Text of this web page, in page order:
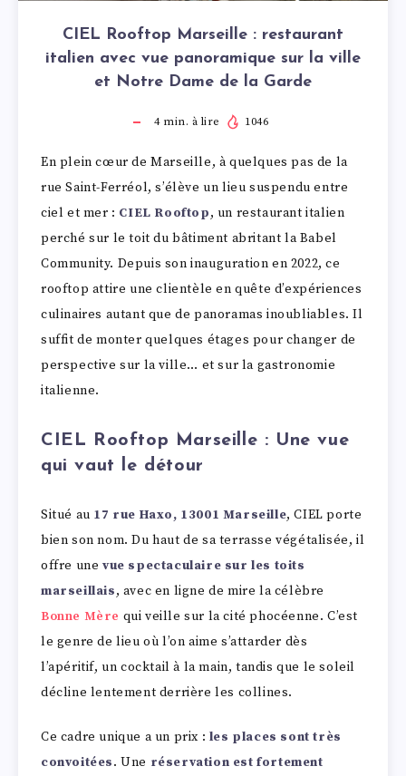
CIEL Rooftop Marseille : restaurant
italien avec vue panoramique sur la ville
et Notre Dame de la Garde
4min. à lire 1046
En plein cœur de Marseille, à quelques pas de la
rue Saint-Ferréol, s’élève un lieu suspendu entre
ciel et mer : CIEL Rooftop, un restaurant italien
perché sur le toit du bâtiment abritant la Babel
Community. Depuis son inauguration en 2022, ce
rooftop attire une clientèle en quête d’expériences
culinaires autant que de panoramas inoubliables. Il
suffit de monter quelques étages pour changer de
perspective sur la ville… et sur la gastronomie
italienne.
CIEL Rooftop Marseille : Une vue
qui vaut le détour
Situé au 17 rue Haxo, 13001 Marseille, CIEL porte
bien son nom. Du haut de sa terrasse végétalisée, il
offre une vue spectaculaire sur les toits
marseillais, avec en ligne de mire la célèbre
Bonne Mère qui veille sur la cité phocéenne. C’est
le genre de lieu où l’on aime s’attarder dès
l’apéritif, un cocktail à la main, tandis que le soleil
décline lentement derrière les collines.
Ce cadre unique a un prix : les places sont très
convoitées. Une réservation est fortement